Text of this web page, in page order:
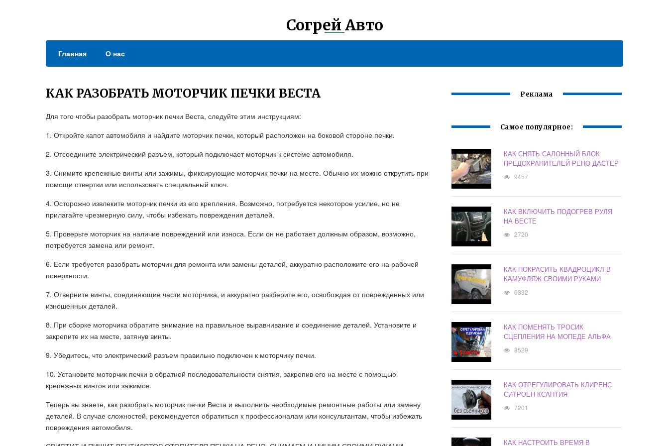
Согрей Авто
Главная О нас
КАК РАЗОБРАТЬ МОТОРЧИК ПЕЧКИ ВЕСТА
Для того чтобы разобрать моторчик печки Веста, следуйте этим инструкциям:
1. Откройте капот автомобиля и найдите моторчик печки, который расположен на боковой стороне печки.
2. Отсоедините электрический разъем, который подключает моторчик к системе автомобиля.
3. Снимите крепежные винты или зажимы, фиксирующие моторчик печки на месте. Обычно их можно открутить при
помощи отвертки или использовать специальный ключ.
4. Осторожно извлеките моторчик печки из его крепления. Возможно, потребуется некоторое усилие, но не
прилагайте чрезмерную силу, чтобы избежать повреждения деталей.
5. Проверьте моторчик на наличие повреждений или износа. Если он не работает должным образом, возможно,
потребуется замена или ремонт.
6. Если требуется разобрать моторчик для ремонта или замены деталей, аккуратно расположите его на рабочей
поверхности.
7. Отверните винты, соединяющие части моторчика, и аккуратно разберите его, освобождая от поврежденных или
изношенных деталей.
8. При сборке моторчика обратите внимание на правильное выравнивание и соединение деталей. Установите и
закрепите их на месте, затянув винты.
9. Убедитесь, что электрический разъем правильно подключен к моторчику печки.
10. Установите моторчик печки в обратной последовательности снятия, закрепив его на месте с помощью
крепежных винтов или зажимов.
Теперь вы знаете, как разобрать моторчик печки Веста и выполнить необходимые ремонтные работы или замену
деталей. В случае сложностей, рекомендуется обратиться к профессионалам или консультантам, чтобы избежать
повреждения автомобиля.
Реклама
Самое популярное:
КАК СНЯТЬ САЛОННЫЙ БЛОК
ПРЕДОХРАНИТЕЛЕЙ РЕНО ДАСТЕР
9457
КАК ВКЛЮЧИТЬ ПОДОГРЕВ РУЛЯ
НА ВЕСТЕ
2720
КАК ПОКРАСИТЬ КВАДРОЦИКЛ В
КАМУФЛЯЖ СВОИМИ РУКАМИ
6332
КАК ПОМЕНЯТЬ ТРОСИК
СЦЕПЛЕНИЯ НА МОПЕДЕ АЛЬФА
8529
КАК ОТРЕГУЛИРОВАТЬ КЛИРЕНС
СИТРОЕН КСАНТИЯ
7201
КАК НАСТРОИТЬ ВРЕМЯ В